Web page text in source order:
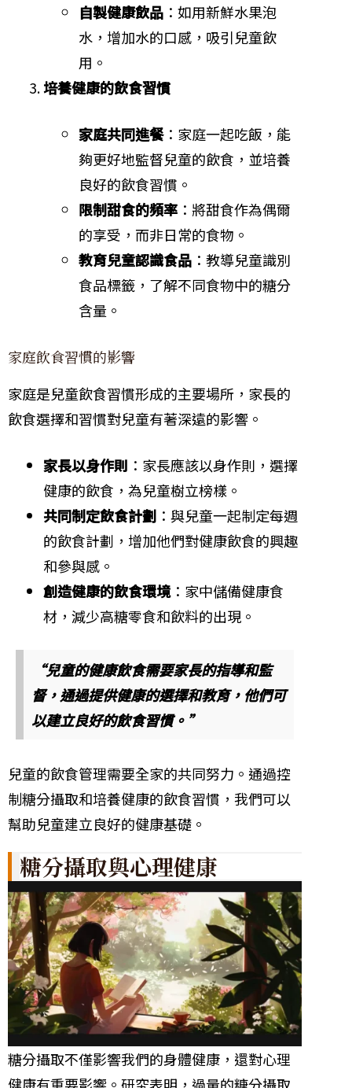
自製健康飲品 ：如用新鮮水果泡
水，增加水的口感，吸引兒童飲
用。
培養健康的飲食習慣
家庭共同進餐：家庭一起吃飯，能
夠更好地監督兒童的飲食，並培養
良好的飲食習慣。
限制甜食的頻率 ：將甜食作為偶爾
的享受，而非日常的食物。
教育兒童認識食品 ：教導兒童識別
食品標籤，了解不同食物中的糖分
含量。
家庭飲食習慣的影響
家庭是兒童飲食習慣形成的主要場所，家長的
飲食選擇和習慣對兒童有著深遠的影響。
家長以身作則 ：家長應該以身作則，選擇
健康的飲食，為兒童樹立榜樣。
共同制定飲食計劃 ：與兒童一起制定每週
的飲食計劃，增加他們對健康飲食的興趣
和參與感。
創造健康的飲食環境：家中儲備健康食
材，減少高糖零食和飲料的出現。
“兒童的健康飲食需要家長的指導和監
督，通過提供健康的選擇和教育，他們可
以建立良好的飲食習慣。”
兒童的飲食管理需要全家的共同努力。通過控
制糖分攝取和培養健康的飲食習慣，我們可以
幫助兒童建立良好的健康基礎。
糖分攝取與心理健康
糖分攝取不僅影響我們的身體健康，還對心理